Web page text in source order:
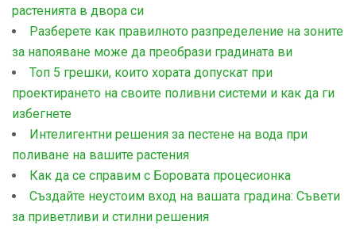
растенията в двора си
Разберете как правилното разпределение на зоните
за напояване може да преобрази градината ви
Топ 5 грешки, които хората допускат при
проектирането на своите поливни системи и как да ги
избегнете
Интелигентни решения за пестене на вода при
поливане на вашите растения
Как да се справим с Боровата процесионка
Създайте неустоим вход на вашата градина: Съвети
за приветливи и стилни решения